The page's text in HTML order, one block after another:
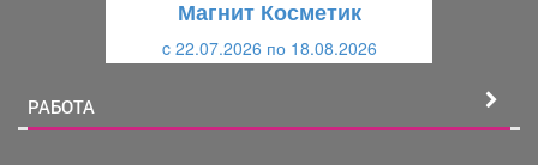
Магнит Косметик
c 22.07.2026 по 18.08.2026
РАБОТА